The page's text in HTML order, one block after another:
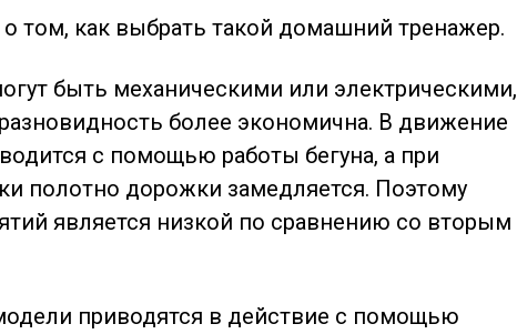
том, как выбрать такой домашний тренажер.
быть механическими или электрическими,
более экономична. В движение
с помощью работы бегуна, а при
полотно дорожки замедляется. Поэтому
является низкой по сравнению со вторым
приводятся в действие с помощью